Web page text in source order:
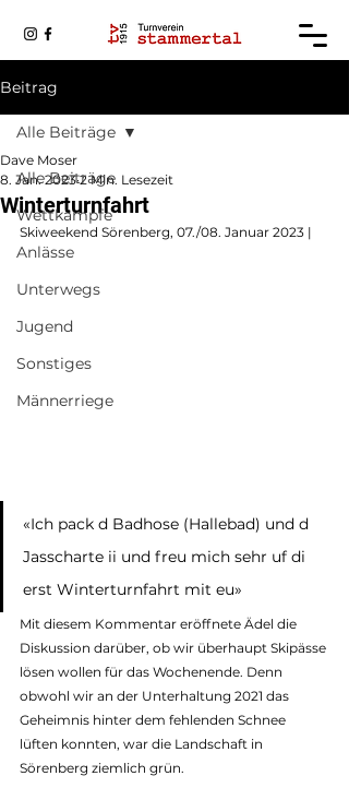
Beitrag
Alle Beiträge
Wettkämpfe
Anlässe
Unterwegs
Jugend
Sonstiges
Männerriege
Alle Beiträge
Winterturnfahrt
Dave Moser
8. Jan. 2023 2 Min. Lesezeit
Skiweekend Sörenberg, 07./08. Januar 2023 |
«Ich pack d Badhose (Hallebad) und d
Jasscharte ii und freu mich sehr uf di
erst Winterturnfahrt mit eu»
Mit diesem Kommentar eröffnete Ädel die
Diskussion darüber, ob wir überhaupt Skipässe
lösen wollen für das Wochenende. Denn
obwohl wir an der Unterhaltung 2021 das
Geheimnis hinter dem fehlenden Schnee
lüften konnten, war die Landschaft in
Sörenberg ziemlich grün.